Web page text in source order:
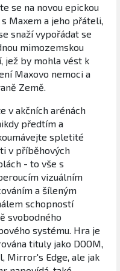
se na novou epickou
Maxem a jeho přáteli,
snaží vypořádat se
mimozemskou
jež by mohla vést k
Maxovo nemoci a
Země.
v akčních arénách
předtím a
spletité
v příběhových
- to vše s
vizuálním
a šíleným
schopností
svobodného
systému. Hra je
tituly jako DOOM,
Mirror's Edge, ale jak